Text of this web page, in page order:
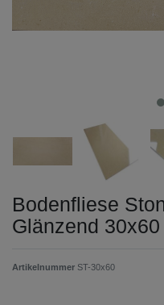
Bodenfliese
Glänzend 30x60
Artikelnummer ST-30x60